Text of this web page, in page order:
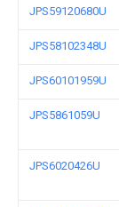
JPS59120680U
JPS58102348U
JPS60101959U
JPS5861059U
JPS6020426U